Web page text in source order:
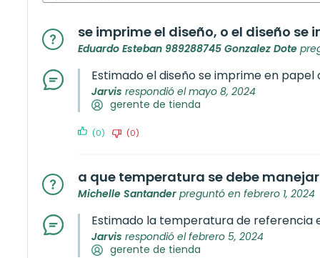
se imprime el diseño, o el diseño
Eduardo Esteban 989288745 Gonzalez Dote
Estimado el diseño se imprime en
Jarvis respondió el mayo 8, 2024
gerente de tienda
(0) (0)
a que temperatura se debe
Michelle Santander preguntó en febrero 1, 2024
Estimado la temperatura de referencia
Jarvis respondió el febrero 5, 2024
gerente de tienda